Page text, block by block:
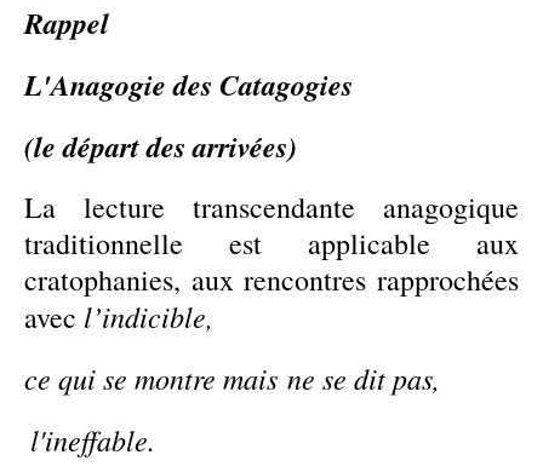
Rappel
L'Anagogie des Catagogies
(le départ des arrivées)
La lecture transcendante anagogique
traditionnelle est applicable aux
cratophanies, auxrencontres rapprochées
avec l’indicible,
ce quise montre mais ne se dit pas,
l'ineffable.